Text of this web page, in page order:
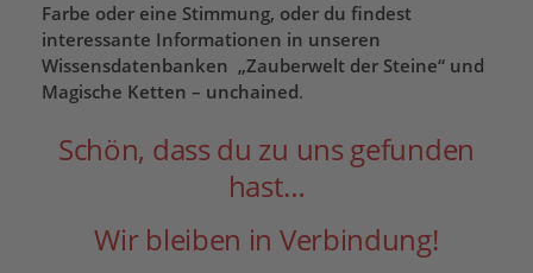
Farbe oder eine Stimmung, oder du findest
interessante Informationen in unseren
Wissensdatenbanken „Zauberwelt der Steine“ und
Magische Ketten – unchained.
Schön, dass du zu uns gefunden
hast…
Wir bleiben in Verbindung!